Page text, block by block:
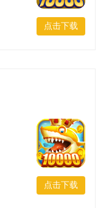
点击下载
点击下载